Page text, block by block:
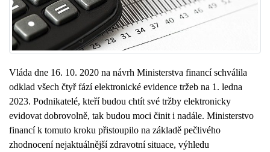
Vláda dne 16. 10. 2020 na návrh Ministerstva financí schválila
odklad všech čtyř fází elektronické evidence tržeb na 1. ledna
2023. Podnikatelé, kteří budou chtít své tržby elektronicky
evidovat dobrovolně, tak budou moci činit i nadále. Ministerstvo
financí k tomuto kroku přistoupilo na základě pečlivého
zhodnocení nejaktuálnější zdravotní situace, výhledu